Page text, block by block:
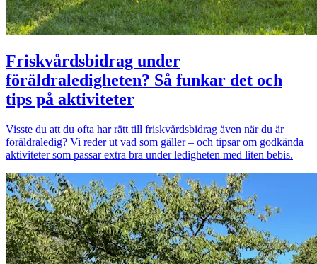
Friskvårdsbidrag under
föräldraledigheten? Så funkar det och
tips på aktiviteter
Visste du att du ofta har rätt till friskvårdsbidrag även när du är
föräldraledig? Vi reder ut vad som gäller – och tipsar om godkända
aktiviteter som passar extra bra under ledigheten med liten bebis.